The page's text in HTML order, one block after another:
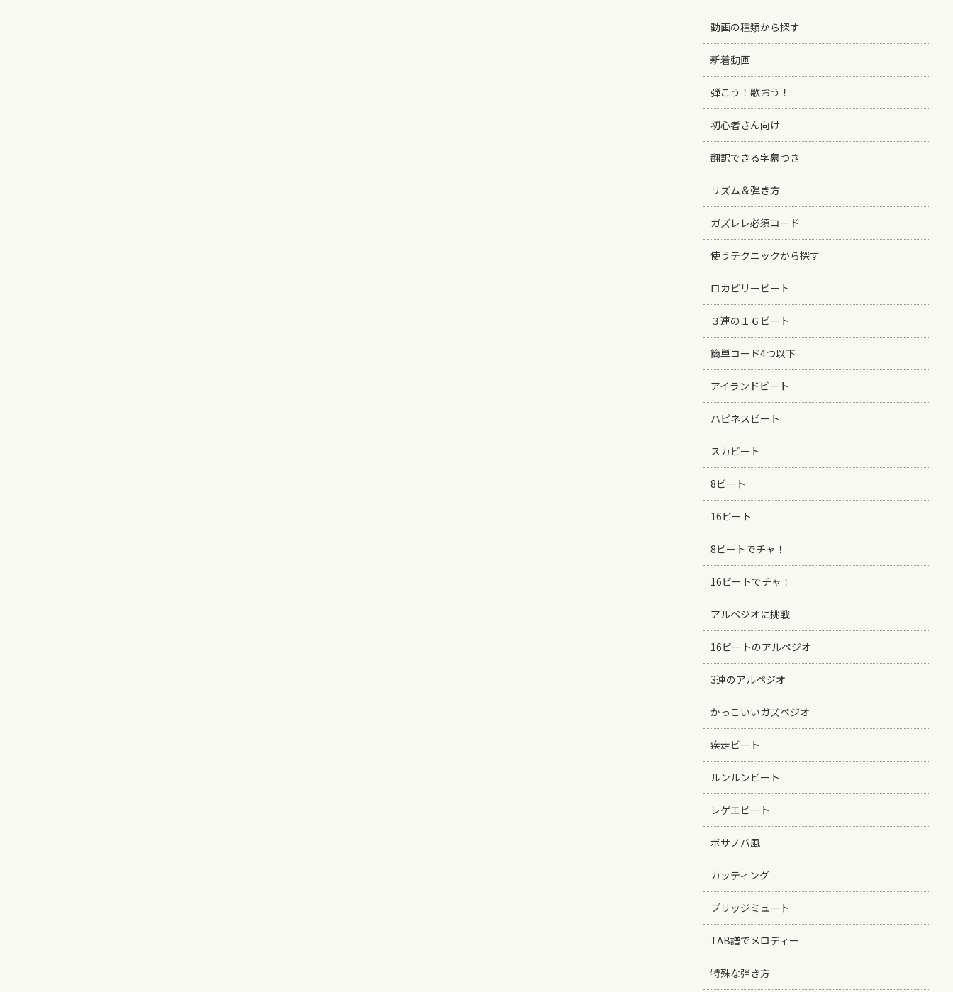
動画の種類から探す
新着動画
弾こう！歌おう！
初心者さん向け
翻訳できる字幕つき
リズム＆弾き方
ガズレレ必須コード
使うテクニックから探す
ロカビリービート
３連の１６ビート
簡単コード4つ以下
アイランドビート
ハピネスビート
スカビート
8ビート
16ビート
8ビートでチャ！
16ビートでチャ！
アルペジオに挑戦
16ビートのアルペジオ
3連のアルペジオ
かっこいいガズペジオ
疾走ビート
ルンルンビート
レゲエビート
ボサノバ風
カッティング
ブリッジミュート
TAB譜でメロディー
特殊な弾き方